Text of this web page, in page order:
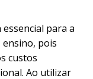
para a
pois
custos
Ao utilizar